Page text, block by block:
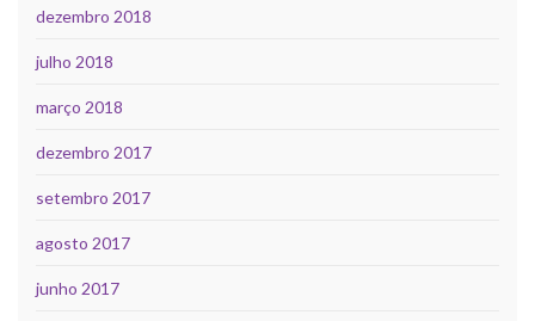
dezembro 2018
julho 2018
março 2018
dezembro 2017
setembro 2017
agosto 2017
junho 2017